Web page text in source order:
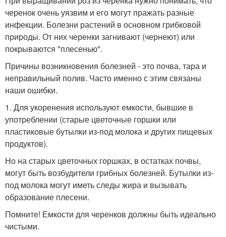
черенок очень уязвим и его могут пражать разные
инфекции. Болезни растений в основном грибковой
природы. От них черенки загнивают (чернеют) или
покрываются "плесенью".
Причины возникновения болезней - это почва, тара и
неправильный полив. Часто именно с этим связаны
наши ошибки.
1. Для укоренения используют емкости, бывшие в
употреблении (старые цветочные горшки или
пластиковые бутылки из-под молока и других пищевых
продуктов).
Но на старых цветочных горшках, в остатках почвы,
могут быть возбудители грибных болезней. Бутылки из-
под молока могут иметь следы жира и вызывать
образование плесени.
Помните! Емкости для черенков должны быть идеально
чистыми.